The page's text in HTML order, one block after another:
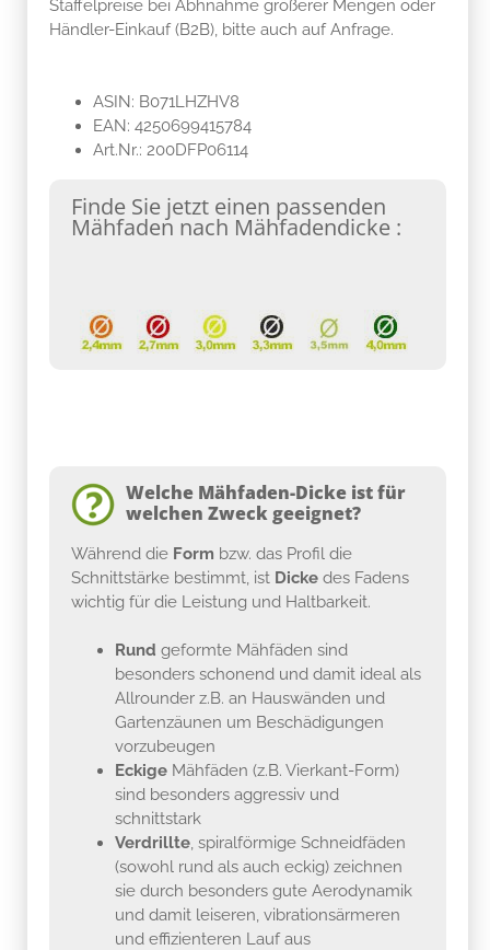
Staffelpreise bei Abhnahme größerer Mengen oder
Händler-Einkauf (B2B), bitte auch auf Anfrage.
ASIN: B071LHZHV8
EAN: 4250699415784
Art.Nr.: 200DFP06114
Finde Sie jetzt einen passenden
Mähfaden nach Mähfadendicke :
Welche Mähfaden-Dicke ist für
welchen Zweck geeignet?
Während die Form bzw. das Profil die
Schnittstärke bestimmt, ist Dicke des Fadens
wichtig für die Leistung und Haltbarkeit.
Rund geformte Mähfäden sind
besonders schonend und damit ideal als
Allrounder z.B. an Hauswänden und
Gartenzäunen um Beschädigungen
vorzubeugen
Eckige Mähfäden (z.B. Vierkant-Form)
sind besonders aggressiv und
schnittstark
Verdrillte, spiralförmige Schneidfäden
(sowohl rund als auch eckig) zeichnen
sie durch besonders gute Aerodynamik
und damit leiseren, vibrationsärmeren
und effizienteren Lauf aus